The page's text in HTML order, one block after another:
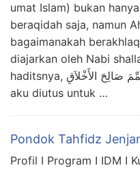
umat Islam) bukan
beraqidah saja, namun
bagaimanakah
diajarkan oleh Nabi
haditsnya, إِنَّمَا بُعِثْتُ لأُتَمِّمَ صَالِحَ الأَخْلاَقِ “Sesungguhnya
aku diutus untuk …
Pondok Tahfidz
Profil I Program I IDM I